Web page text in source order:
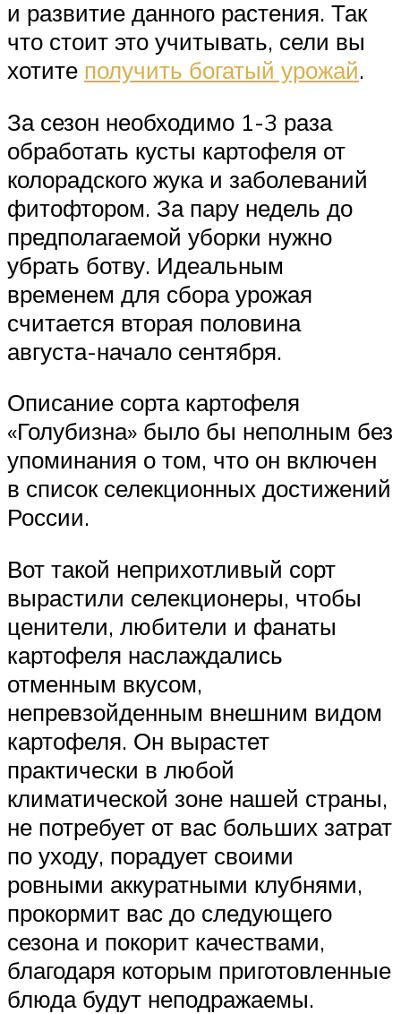
и развитие данного растения. Так
что стоит это учитывать, сели вы
хотите получить богатый урожай.
За сезон необходимо 1-3 раза
обработать кусты картофеля от
колорадского жука и заболеваний
фитофтором. За пару недель до
предполагаемой уборки нужно
убрать ботву. Идеальным
временем для сбора урожая
считается вторая половина
августа-начало сентября.
Описание сорта картофеля
«Голубизна» было бы неполным без
упоминания о том, что он включен
в список селекционных достижений
России.
Вот такой неприхотливый сорт
вырастили селекционеры, чтобы
ценители, любители и фанаты
картофеля наслаждались
отменным вкусом,
непревзойденным внешним видом
картофеля. Он вырастет
практически в любой
климатической зоне нашей страны,
не потребует от вас больших затрат
по уходу, порадует своими
ровными аккуратными клубнями,
прокормит вас до следующего
сезона и покорит качествами,
благодаря которым приготовленные
блюда будут неподражаемы.